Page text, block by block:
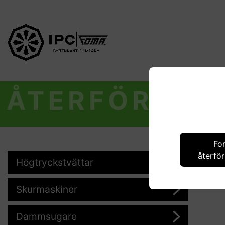
Högtryckstvättar
Skurmaskiner
Dammsugare